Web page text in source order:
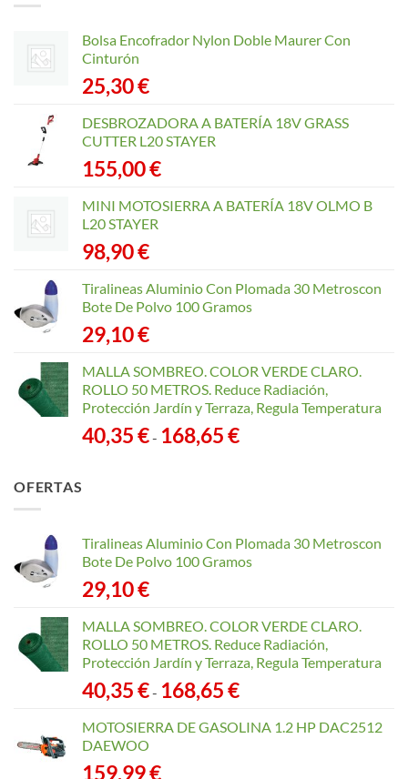
Bolsa Encofrador Nylon Doble Maurer Con
Cinturón
25,30€
DESBROZADORA A BATERÍA 18V GRASS
CUTTER L20 STAYER
155,00€
MINI MOTOSIERRA A BATERÍA 18V OLMO B
L20 STAYER
98,90€
Tiralineas Aluminio Con Plomada 30 Metroscon
Bote De Polvo 100 Gramos
29,10€
MALLA SOMBREO. COLOR VERDE CLARO.
ROLLO 50 METROS. Reduce Radiación,
Protección Jardín y Terraza, Regula Temperatura
40,35€- 168,65€Rango
168,65 €
OFERTAS
Tiralineas Aluminio Con Plomada 30 Metroscon
Bote De Polvo 100 Gramos
29,10€
MALLA SOMBREO. COLOR VERDE CLARO.
ROLLO 50 METROS. Reduce Radiación,
Protección Jardín y Terraza, Regula Temperatura
40,35€- 168,65€Rango
precios:
MOTOSIERRA DE GASOLINA 1.2 HP DAC2512
DAEWOO
159,99€